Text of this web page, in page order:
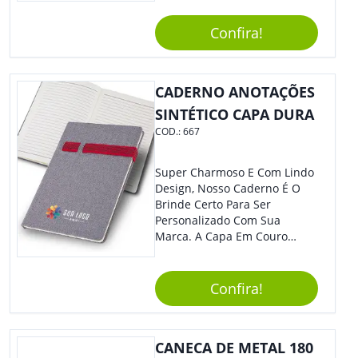
Toda Diferença.
Confira!
CADERNO ANOTAÇÕES
SINTÉTICO CAPA DURA
COD.:667
Super Charmoso E Com Lindo
Design, Nosso Caderno É O
Brinde Certo Para Ser
Personalizado Com Sua
Marca. A Capa Em Couro
Elástico Permite Maior
Segurança Ao Carregá-Lo.
Ofereça A Seus Clientes E
Colaboradores, Sem Dúvidas
Eles Irão Adorar.
Confira!
CANECA DE METAL 180